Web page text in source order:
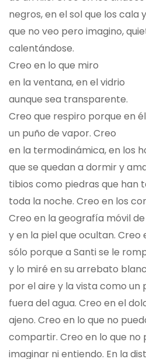
negros, en el sol que los cala
que no veo pero imagino,
calentándose.
Creo en lo que miro
en la ventana, en el vidrio
aunque sea transparente.
Creo que respiro porque en
un puño de vapor. Creo
en la termodinámica, en los
que se quedan a dormir y
tibios como piedras que han
toda la noche. Creo en los
Creo en la geografía móvil
y en la piel que ocultan. Creo
sólo porque a Santi se le
y lo miré en su arrebato
por el aire y la vista como un
fuera del agua. Creo en el
ajeno. Creo en lo que no
compartir. Creo en lo que no
imaginar ni entiendo. En la